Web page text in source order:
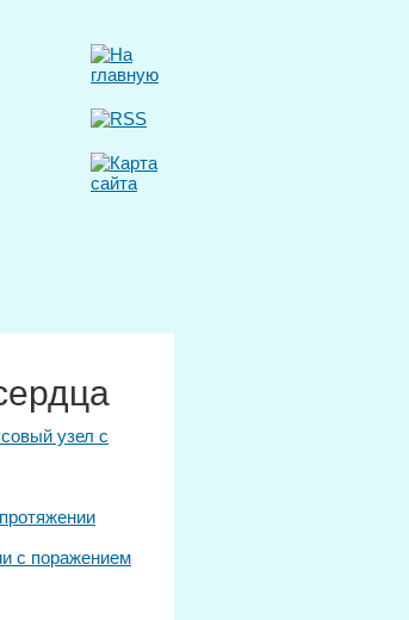
узел с
с поражением